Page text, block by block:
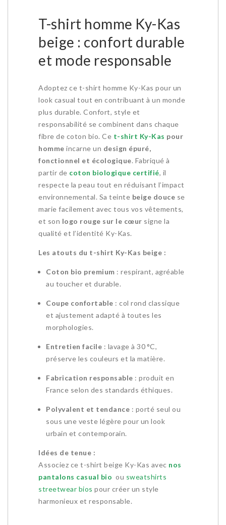
T-shirt homme Ky-Kas
beige : confort durable
et mode responsable
Adoptez ce t-shirt homme Ky-Kas pour un
look casual tout en contribuant à un monde
plus durable. Confort, style et
responsabilité se combinent dans chaque
fibre de coton bio. Ce t-shirt Ky-Kas pour
homme incarne un design épuré,
fonctionnel et écologique. Fabriqué à
partir de coton biologique certifié, il
respecte la peau tout en réduisant l’impact
environnemental. Sa teinte beige douce se
marie facilement avec tous vos vêtements,
et son logo rouge sur le cœur signe la
qualité et l’identité Ky-Kas.
Les atouts du t-shirt Ky-Kas beige :
Coton bio premium : respirant, agréable
au toucher et durable.
Coupe confortable : col rond classique
et ajustement adapté à toutes les
morphologies.
Entretien facile : lavage à 30 °C,
préserve les couleurs et la matière.
Fabrication responsable : produit en
France selon des standards éthiques.
Polyvalent et tendance : porté seul ou
sous une veste légère pour un look
urbain et contemporain.
Idées de tenue :
Associez ce t-shirt beige Ky-Kas avec nos
pantalons casual bio ou sweatshirts
streetwear bios pour créer un style
harmonieux et responsable.